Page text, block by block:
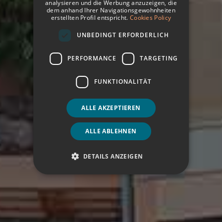
GERMAN
ENGLISH
analysieren und die Werbung anzuzeigen, die
dem anhand Ihrer Navigationsgewohnheiten
erstellten Profil entspricht. Cookies Policy
UNBEDINGT ERFORDERLICH
PERFORMANCE TARGETING
FUNKTIONALITÄT
ALLE AKZEPTIEREN
ALLE ABLEHNEN
DETAILS ANZEIGEN